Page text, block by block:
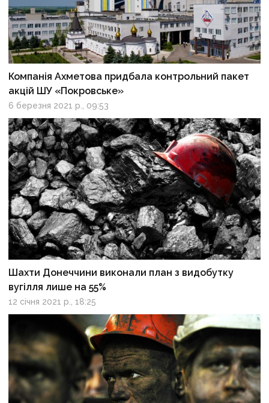
Компанія Ахметова придбала контрольний пакет
акцій ШУ «Покровське»
6 березня 2021 р., 09:53
Шахти Донеччини виконали план з видобутку
вугілля лише на 55%
12 січня 2021 р., 18:25